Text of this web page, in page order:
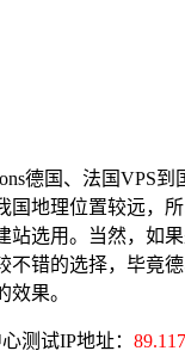
德国、法国VPS
国地理位置较远，
站选用。当然，如
不错的选择，毕竟
果。
测试IP地址：